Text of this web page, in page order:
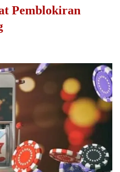
Pemblokiran